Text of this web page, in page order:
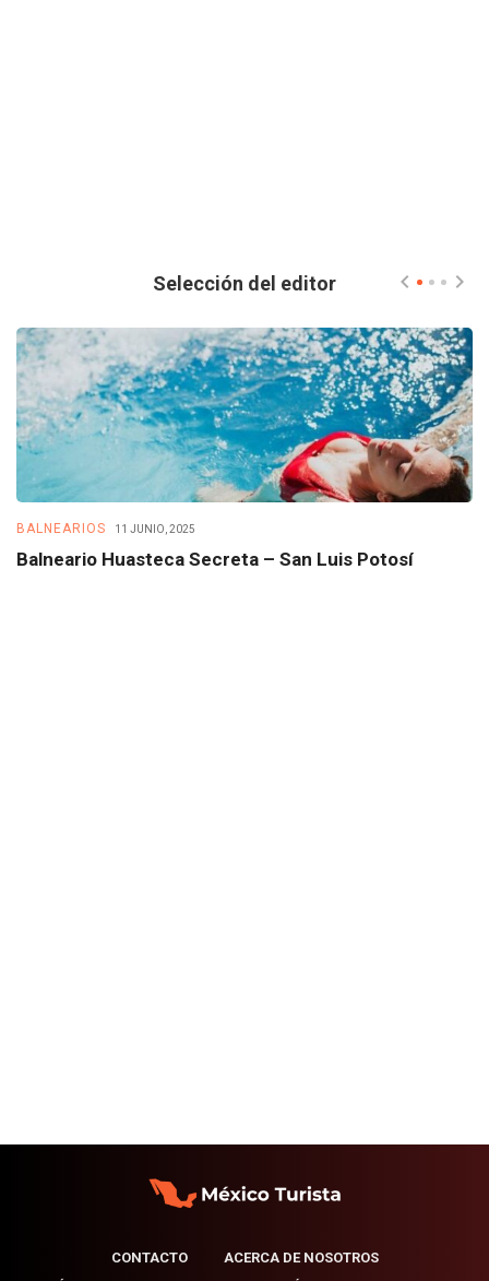
Selección del editor
BALNEARIOS 11 JUNIO, 2025
Balneario Huasteca Secreta – San Luis Potosí
CONTACTO
ACERCA DE NOSOTROS